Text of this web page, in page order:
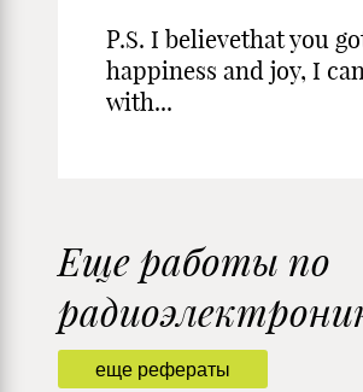
P.S. I believethat you
happiness and joy, I
with...
еще рефераты
Еще работы по